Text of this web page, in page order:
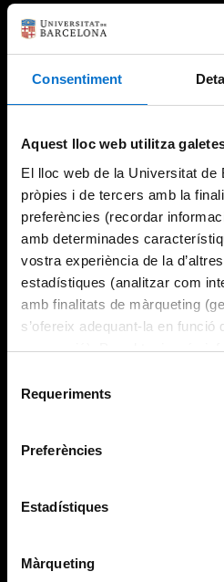
Consentiment
Aquest lloc web utilitza
El lloc web de la Universitat de
pròpies i de tercers amb la
preferències (recordar
amb determinades
vostra experiència de la
estadístiques (analitzar com
amb finalitats de màrqueting
s’ofereix adequant-la en
navegació). Per obtenir més
Universitat de Barcelona
Requeriments
Preferències
Estadístiques
Màrqueting